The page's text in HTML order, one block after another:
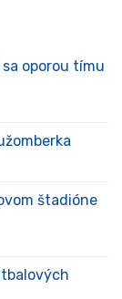
oporou tímu
štadióne